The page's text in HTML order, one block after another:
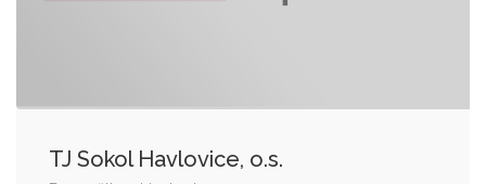
TJ Sokol Havlovice, o.s.